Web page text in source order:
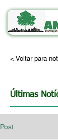
< Voltar para
Últimas
Post